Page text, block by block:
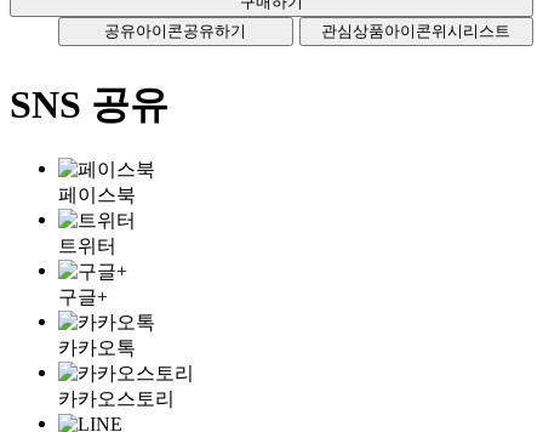
공유아이콘공유하기 관심상품아이콘위시리스트
SNS 공유
페이스북
트위터
구글+
카카오톡
카카오스토리